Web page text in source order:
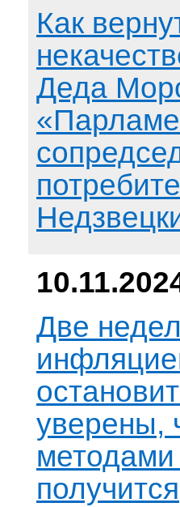
Как
Деда
Две
уверены,
методами
получится